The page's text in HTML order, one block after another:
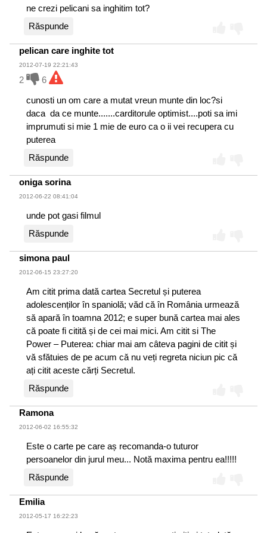
ne crezi pelicani sa inghitim tot?
Răspunde
pelican care inghite tot
2012-07-19 22:21:43
2
6
cunosti un om care a mutat vreun munte din loc?si
daca da ce munte.......carditorule optimist....poti sa imi
imprumuti si mie 1 mie de euro ca o ii vei recupera cu
puterea
Răspunde
oniga sorina
2012-06-22 08:41:04
unde pot gasi filmul
Răspunde
simona paul
2012-06-15 23:27:20
Am citit prima dată cartea Secretul și puterea
adolescenților în spaniolă; văd că în România urmează
să apară în toamna 2012; e super bună cartea mai ales
că poate fi citită și de cei mai mici. Am citit si The
Power – Puterea: chiar mai am câteva pagini de citit și
vă sfătuies de pe acum că nu veți regreta niciun pic că
ați citit aceste cărți Secretul.
Răspunde
Ramona
2012-06-02 16:55:32
Este o carte pe care aș recomanda-o tuturor
persoanelor din jurul meu... Notă maxima pentru ea!!!!!
Răspunde
Emilia
2012-05-17 16:22:23